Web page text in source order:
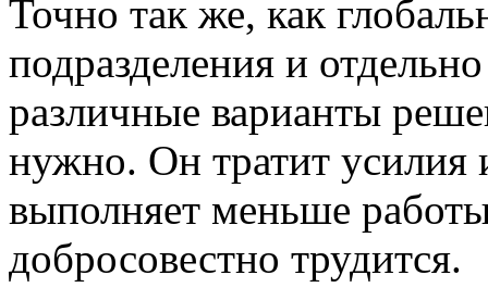
Точно так же, как
подразделения и
различные варианты
нужно. Он тратит усилия
выполняет меньше
добросовестно трудится.